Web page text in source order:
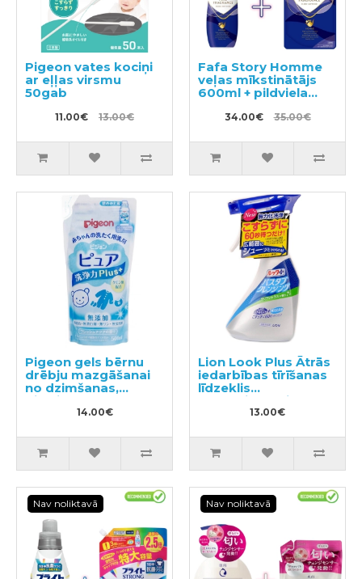
Pigeon vates kociņi
ar eļļas virsmu
50gab
11.00€ 13.00€
Fafa Story Homme
veļas mīkstinātājs
600ml + pildviela
34.00€ 35.00€
Pigeon gels bērnu
drēbju mazgāšanai
no dzimšanas,
pildviela 500ml
14.00€
Lion Look Plus Ātrās
iedarbības tīrīšanas
līdzeklis
vannasistabai ar
citrusaugļu aromātu
13.00€
Nav noliktavā Nav noliktavā